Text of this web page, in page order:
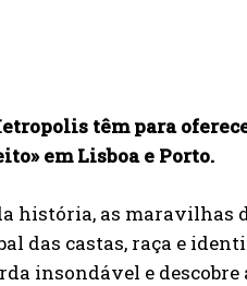
têm para
» em Lisboa e Porto.
história, as maravilhas
das castas, raça e
insondável e descobre